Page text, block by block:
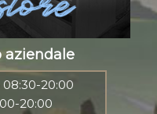
aziendale
20:00
20:00